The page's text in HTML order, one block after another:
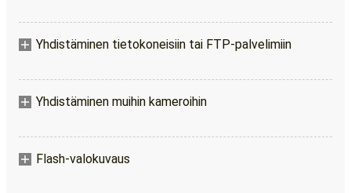
Yhdistäminen tietokoneisiin tai FTP-palvelimiin
Yhdistäminen muihin kameroihin
Flash-valokuvaus